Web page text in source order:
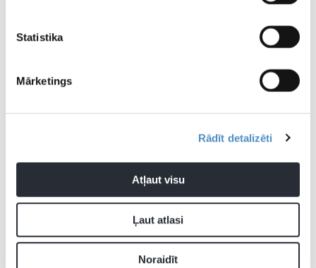
Statistika
Mārketings
Rādīt detalizēti
Atļaut visu
Ļaut atlasi
Noraidīt